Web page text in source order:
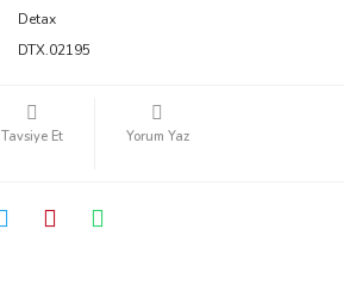
Detax
DTX.02195
Tavsiye Et Yorum Yaz